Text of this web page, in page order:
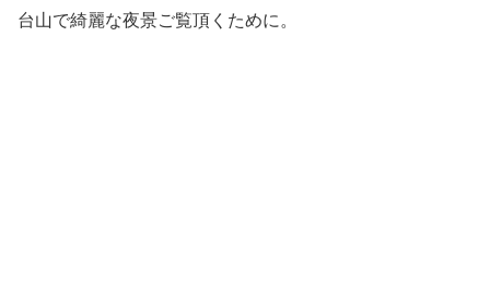
台山で綺麗な夜景ご覧頂くために。